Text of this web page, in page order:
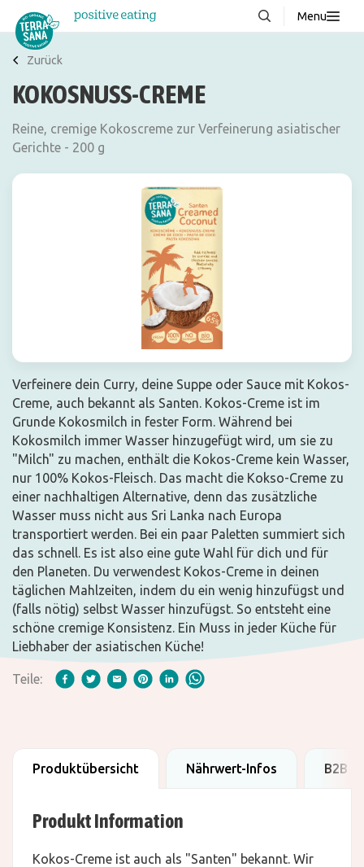
Menu
Über uns
Wissenswertes
FAQ
Zurück
KOKOSNUSS-CREME
Reine, cremige Kokoscreme zur Verfeinerung asiatischer
Gerichte - 200 g
Verfeinere dein Curry, deine Suppe oder Sauce mit Kokos-
Creme, auch bekannt als Santen. Kokos-Creme ist im
Grunde Kokosmilch in fester Form. Während bei
Kokosmilch immer Wasser hinzugefügt wird, um sie zu
"Milch" zu machen, enthält die Kokos-Creme kein Wasser,
nur 100% Kokos-Fleisch. Das macht die Kokso-Creme zu
einer nachhaltigen Alternative, denn das zusätzliche
Wasser muss nicht aus Sri Lanka nach Europa
transportiert werden. Bei ein paar Paletten summiert sich
das schnell. Es ist also eine gute Wahl für dich und für
den Planeten. Du verwendest Kokos-Creme in deinen
täglichen Mahlzeiten, indem du ein wenig hinzufügst und
(falls nötig) selbst Wasser hinzufügst. So entsteht eine
schöne cremige Konsistenz. Ein Muss in jeder Küche für
Liebhaber der asiatischen Küche!
Teile:
Produktübersicht Nährwert-Infos B2B
Produkt Information
Kokos-Creme ist auch als "Santen" bekannt. Wir